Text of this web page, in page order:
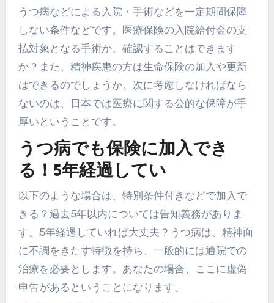
うつ病などによる入院・手術などを一定期間保障
しない条件などです。医療保険の入院給付金の支
払対象となる手術か、確認することはできます
か？また、精神疾患の方は生命保険の加入や更新
はできるのでしょうか。次に考慮しなければなら
ないのは、日本では医療に関する公的な保障が手
厚いということです。
うつ病でも保険に加入でき
る！5年経過してい
以下のような場合は、特別条件付きなどで加入で
きる？過去5年以内については告知義務がありま
す。5年経過していれば大丈夫？うつ病は、精神面
に不調をきたす特徴を持ち、一般的には通院での
治療を必要とします。あなたの場合、ここに虚偽
申告があるということになります。